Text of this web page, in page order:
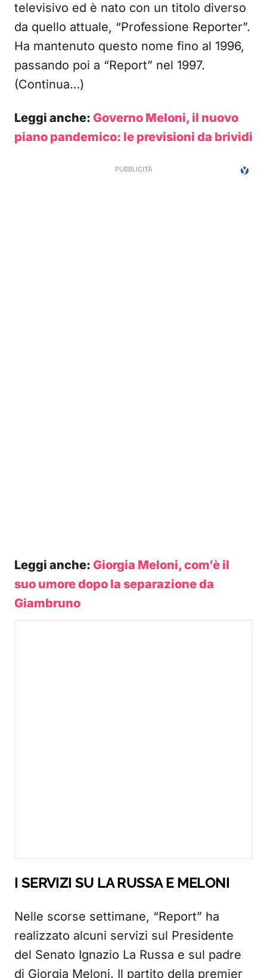
televisivo ed è nato con un titolo diverso
da quello attuale, “Professione Reporter”.
Ha mantenuto questo nome fino al 1996,
passando poi a “Report” nel 1997.
(Continua…)
Leggi anche: Governo Meloni, il nuovo
piano pandemico: le previsioni da brividi
Leggi anche: Giorgia Meloni, com’è il
suo umore dopo la separazione da
Giambruno
I SERVIZI SU LA RUSSA E MELONI
Nelle scorse settimane, “Report” ha
realizzato alcuni servizi sul Presidente
del Senato Ignazio La Russa e sul padre
di Giorgia Meloni. Il partito della premier